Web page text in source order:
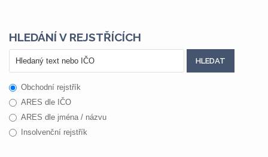
HLEDÁNÍ V REJSTŘÍCÍCH
Obchodní rejstřík
ARES dle IČO
ARES dle jména / názvu
Insolvenční rejstřík